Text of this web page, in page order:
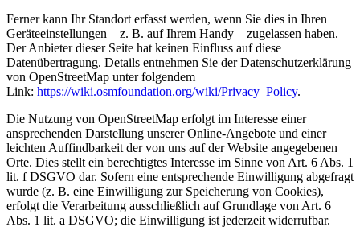
Ferner kann Ihr Standort erfasst werden, wenn Sie dies in Ihren
Geräteeinstellungen – z. B. auf Ihrem Handy – zugelassen haben.
Der Anbieter dieser Seite hat keinen Einfluss auf diese
Datenübertragung. Details entnehmen Sie der Datenschutzerklärung
von OpenStreetMap unter folgendem
Link: https://wiki.osmfoundation.org/wiki/Privacy_Policy.
Die Nutzung von OpenStreetMap erfolgt im Interesse einer
ansprechenden Darstellung unserer Online-Angebote und einer
leichten Auffindbarkeit der von uns auf der Website angegebenen
Orte. Dies stellt ein berechtigtes Interesse im Sinne von Art. 6 Abs. 1
lit. f DSGVO dar. Sofern eine entsprechende Einwilligung abgefragt
wurde (z. B. eine Einwilligung zur Speicherung von Cookies),
erfolgt die Verarbeitung ausschließlich auf Grundlage von Art. 6
Abs. 1 lit. a DSGVO; die Einwilligung ist jederzeit widerrufbar.